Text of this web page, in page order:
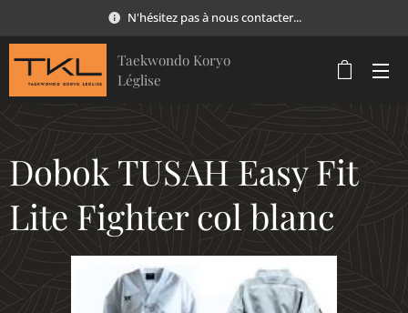
N'hésitez pas à nous contacter...
Taekwondo Koryo
Léglise
Dobok TUSAH Easy Fit
Lite Fighter col blanc